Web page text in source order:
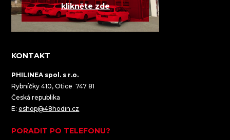
klikněte zde
KONTAKT
PHILINEA spol. s r.o.
Rybníčky 410, Otice 747 81
Česká republika
E:eshop@48hodin.cz
PORADIT PO TELEFONU?